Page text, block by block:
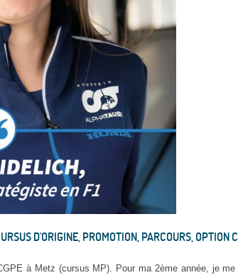
D'ORIGINE, PROMOTION, PARCOURS, OPTION
à Metz (cursus MP). Pour ma 2ѐme année, je